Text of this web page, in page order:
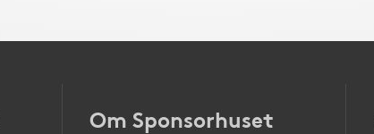
Om Sponsorhuset